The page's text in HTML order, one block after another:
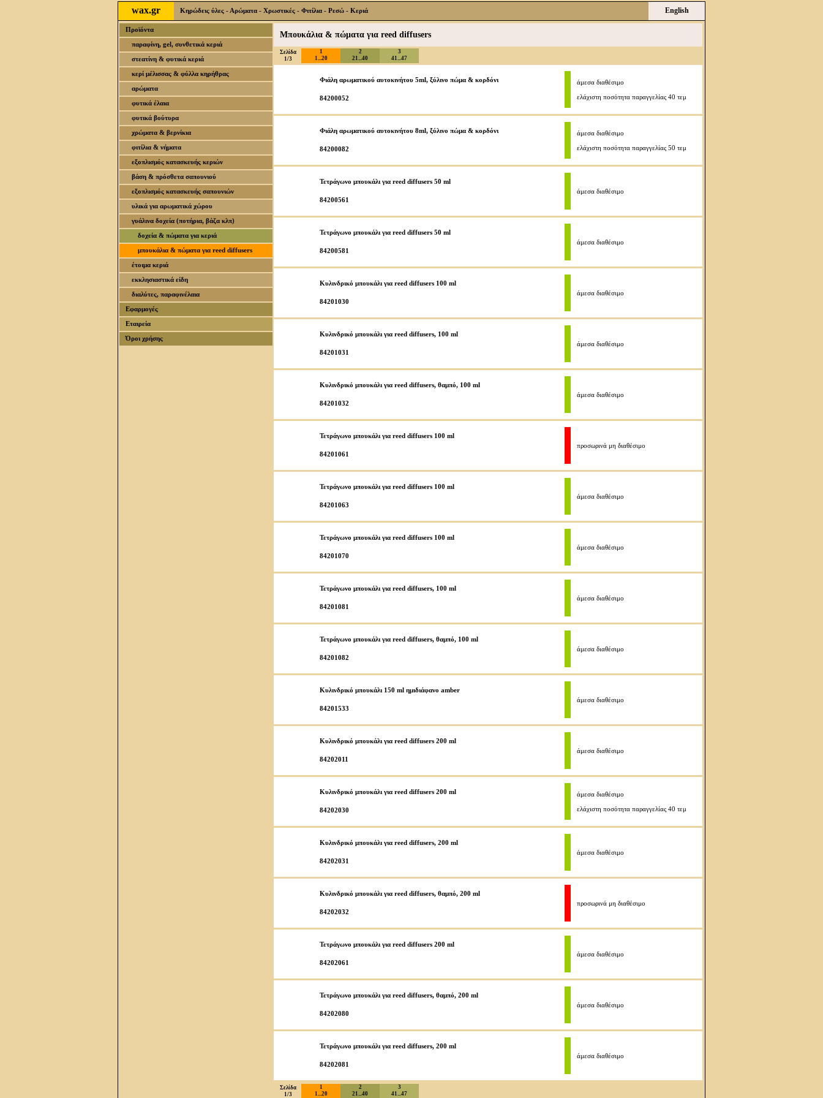
wax.gr Κηρώδεις ύλες - Αρώματα - Χρωστικές - Φιτίλια - Ρεσώ - Κεριά English
Προϊόντα
παραφίνη, gel, συνθετικά κεριά
στεατίνη & φυτικά κεριά
κερί μέλισσας & φύλλα κηρήθρας
αρώματα
φυτικά έλαια
φυτικά βούτυρα
χρώματα & βερνίκια
φιτίλια & νήματα
εξοπλισμός κατασκευής κεριών
βάση & πρόσθετα σαπουνιού
εξοπλισμός κατασκευής σαπουνιών
υλικά για αρωματικά χώρου
γυάλινα δοχεία (ποτήρια, βάζα κλπ)
δοχεία & πώματα για κεριά
μπουκάλια & πώματα για reed diffusers
έτοιμα κεριά
εκκλησιαστικά είδη
διαλύτες, παραφινέλαια
Εφαρμογές
Εταιρεία
Όροι χρήσης
Μπουκάλια & πώματα για reed diffusers
Σελίδα
1/3
1
1...20
2
21...40
3
41...47
Φιάλη αρωματικού αυτοκινήτου 5ml, ξύλινο πώμα & κορδόνι
84200052
άμεσα διαθέσιμο
ελάχιστη ποσότητα παραγγελίας 40 τεμ
Φιάλη αρωματικού αυτοκινήτου 8ml, ξύλινο πώμα & κορδόνι
84200082
άμεσα διαθέσιμο
ελάχιστη ποσότητα παραγγελίας 50 τεμ
Τετράγωνο μπουκάλι για reed diffusers 50 ml
84200561
άμεσα διαθέσιμο
Τετράγωνο μπουκάλι για reed diffusers 50 ml
84200581
άμεσα διαθέσιμο
Κυλινδρικό μπουκάλι για reed diffusers 100 ml
84201030
άμεσα διαθέσιμο
Κυλινδρικό μπουκάλι για reed diffusers, 100 ml
84201031
άμεσα διαθέσιμο
Κυλινδρικό μπουκάλι για reed diffusers, θαμπό, 100 ml
84201032
άμεσα διαθέσιμο
Τετράγωνο μπουκάλι για reed diffusers 100 ml
84201061
προσωρινά μη διαθέσιμο
Τετράγωνο μπουκάλι για reed diffusers 100 ml
84201063
άμεσα διαθέσιμο
Τετράγωνο μπουκάλι για reed diffusers 100 ml
84201070
άμεσα διαθέσιμο
Τετράγωνο μπουκάλι για reed diffusers, 100 ml
84201081
άμεσα διαθέσιμο
Τετράγωνο μπουκάλι για reed diffusers, θαμπό, 100 ml
84201082
άμεσα διαθέσιμο
Κυλινδρικό μπουκάλι 150 ml ημιδιάφανο amber
84201533
άμεσα διαθέσιμο
Κυλινδρικό μπουκάλι για reed diffusers 200 ml
84202011
άμεσα διαθέσιμο
Κυλινδρικό μπουκάλι για reed diffusers 200 ml
84202030
άμεσα διαθέσιμο
ελάχιστη ποσότητα παραγγελίας 40 τεμ
Κυλινδρικό μπουκάλι για reed diffusers, 200 ml
84202031
άμεσα διαθέσιμο
Κυλινδρικό μπουκάλι για reed diffusers, θαμπό, 200 ml
84202032
προσωρινά μη διαθέσιμο
Τετράγωνο μπουκάλι για reed diffusers 200 ml
84202061
άμεσα διαθέσιμο
Τετράγωνο μπουκάλι για reed diffusers, θαμπό, 200 ml
84202080
άμεσα διαθέσιμο
Τετράγωνο μπουκάλι για reed diffusers, 200 ml
84202081
άμεσα διαθέσιμο
Σελίδα
1/3
1
1...20
2
21...40
3
41...47